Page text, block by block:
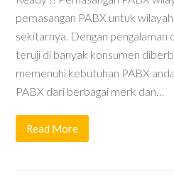
pemasangan PABX untuk
sekitarnya. Dengan pengalaman
teruji di banyak konsumen
memenuhi kebutuhan PABX
PABX dari berbagai merk dan…
Read More